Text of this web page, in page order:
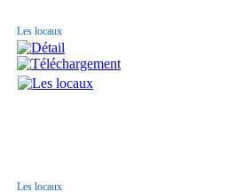
Les locaux
Les locaux